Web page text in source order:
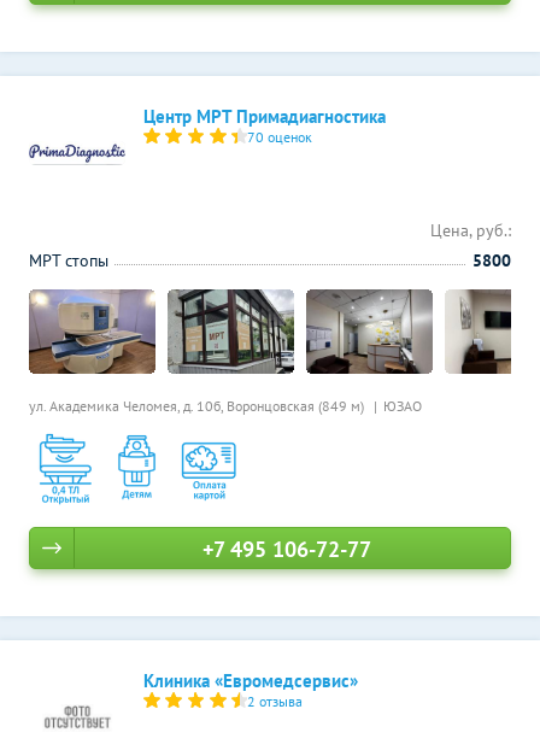
Центр МРТ Примадиагностика
70 оценок
ул. Академика Челомея, д. 10б, Воронцовская (849 м) ЮЗАО
Цена, руб.:
МРТ стопы
5800
+7 495 106-72-77
Клиника «Евромедсервис»
2 отзыва